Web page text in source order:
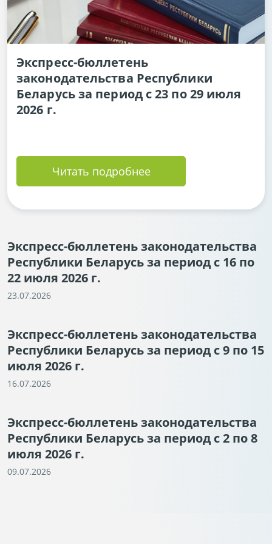
Экспресс-бюллетень
законодательства Республики
Беларусь за период с 23 по 29 июля
2026 г.
Читать подробнее
Экспресс-бюллетень законодательства
Республики Беларусь за период с 16 по
22 июля 2026 г.
23.07.2026
Экспресс-бюллетень законодательства
Республики Беларусь за период с 9 по 15
июля 2026 г.
16.07.2026
Экспресс-бюллетень законодательства
Республики Беларусь за период с 2 по 8
июля 2026 г.
09.07.2026